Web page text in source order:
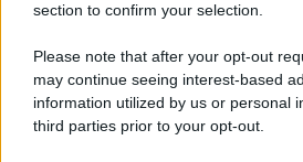
section to confirm your selection.
Please note that after your opt-out
may continue seeing interest-based
information utilized by us or personal
third parties prior to your opt-out.